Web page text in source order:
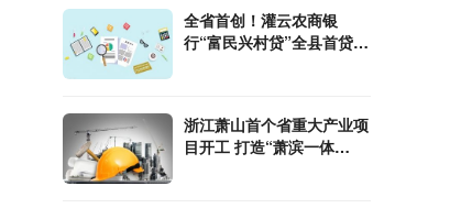
全省首创！灌云农商银
行“富民兴村贷”全县首贷发
浙江萧山首个省重大产业项
目开工 打造“萧滨一体